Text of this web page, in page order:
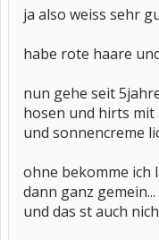
ja also weiss sehr
habe rote haare
nun gehe seit
hosen und hirts mit
und sonnencreme
ohne bekomme ich
dann ganz gemein...
und das st auch